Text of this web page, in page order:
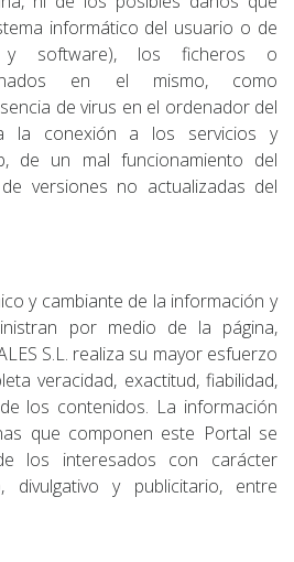
informático del usuario o de
y software), los ficheros o
en el mismo, como
de virus en el ordenador del
la conexión a los servicios y
de un mal funcionamiento del
versiones no actualizadas del
y cambiante de la información y
por medio de la página,
S.L. realiza su mayor esfuerzo
veracidad, exactitud, fiabilidad,
los contenidos. La información
que componen este Portal se
los interesados con carácter
divulgativo y publicitario, entre